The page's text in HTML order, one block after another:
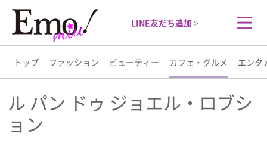
LINE友だち追加 >
トップ ファッション ビューティー カフェ・グルメ エンタ
トップ
ファッション
ル パン ドゥ ジョエル・ロブシ
ョン